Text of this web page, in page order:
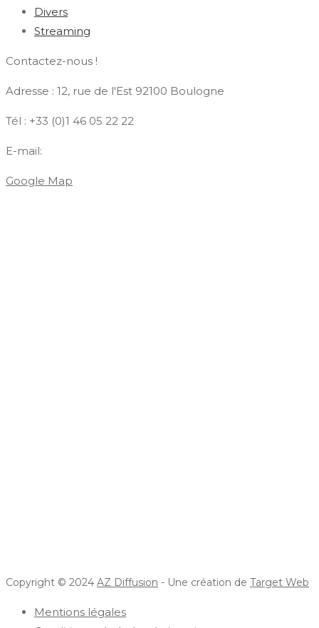
Divers
Streaming
Contactez-nous !
Adresse : 12, rue de l'Est 92100 Boulogne
Tél : +33 (0)1 46 05 22 22
E-mail:
Google Map
Copyright © 2024 AZ Diffusion - Une création de Target Web
Mentions légales